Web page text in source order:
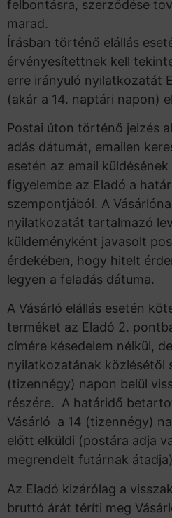
felbontásra, szerződése
marad.
Írásban történő elállás
érvényesítettnek kell
erre irányuló nyilatkozatát
(akár a 14. naptári napon)
Postai úton történő jelzés
adás dátumát, emailen
esetén az email
figyelembe az Eladó a
szempontjából. A
nyilatkozatát tartalmazó
küldeményként javasolt
érdekében, hogy hitelt
legyen a feladás dátuma.
A Vásárló elállás esetén
terméket az Eladó 2.
címére késedelem nélkül,
nyilatkozatának közlésétől
(tizennégy) napon belül
részére. A határidő
Vásárló a 14 (tizennégy)
előtt elküldi (postára adja
megrendelt futárnak
Az Eladó kizárólag a
bruttó árát téríti meg